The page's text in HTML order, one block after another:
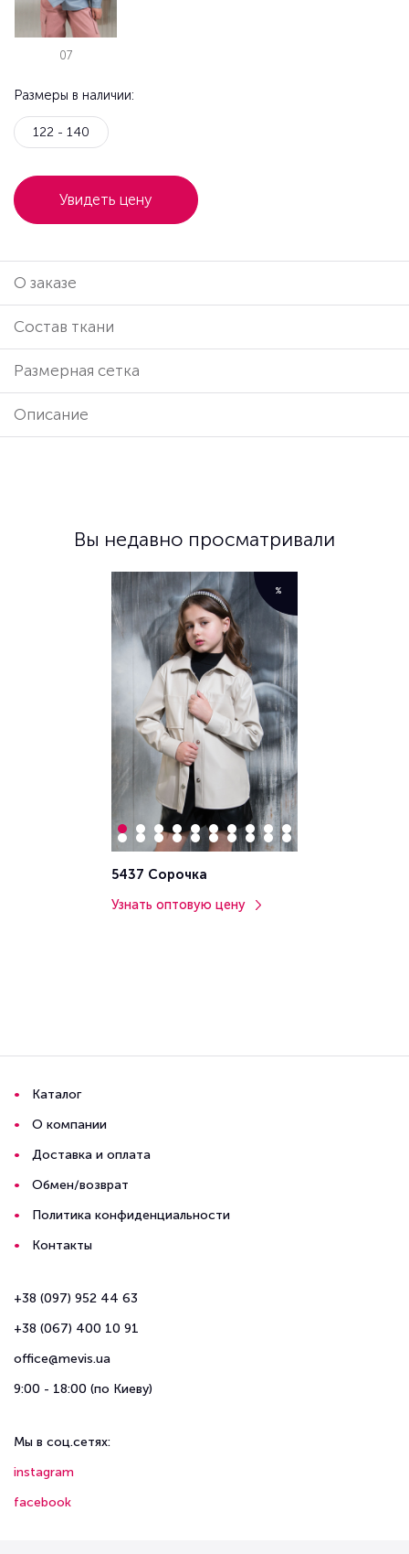
07
Размеры в наличии:
122 - 140
Увидеть цену
О заказе
Cостав ткани
Размерная сетка
Описание
Вы недавно просматривали
%
5437 Сорочка
Узнать оптовую цену
Каталог
О компании
Доставка и оплата
Обмен/возврат
Политика конфиденциальности
Контакты
+38 (097) 952 44 63
+38 (067) 400 10 91
office@mevis.ua
9:00 - 18:00 (по Киеву)
Мы в соц.сетях:
instagram
facebook